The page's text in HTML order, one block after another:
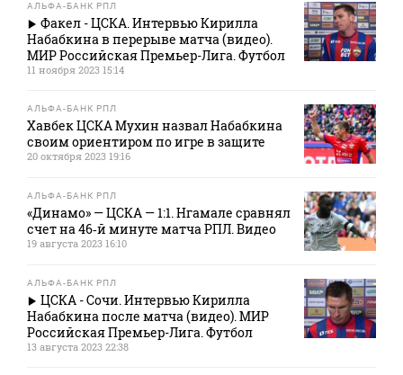
АЛЬФА-БАНК РПЛ
Факел - ЦСКА. Интервью Кирилла
Набабкина в перерыве матча (видео).
МИР Российская Премьер-Лига. Футбол
11 ноября 2023 15:14
АЛЬФА-БАНК РПЛ
Хавбек ЦСКА Мухин назвал Набабкина
своим ориентиром по игре в защите
20 октября 2023 19:16
АЛЬФА-БАНК РПЛ
«Динамо» — ЦСКА — 1:1. Нгамале сравнял
счет на 46‑й минуте матча РПЛ. Видео
19 августа 2023 16:10
АЛЬФА-БАНК РПЛ
ЦСКА - Сочи. Интервью Кирилла
Набабкина после матча (видео). МИР
Российская Премьер-Лига. Футбол
13 августа 2023 22:38